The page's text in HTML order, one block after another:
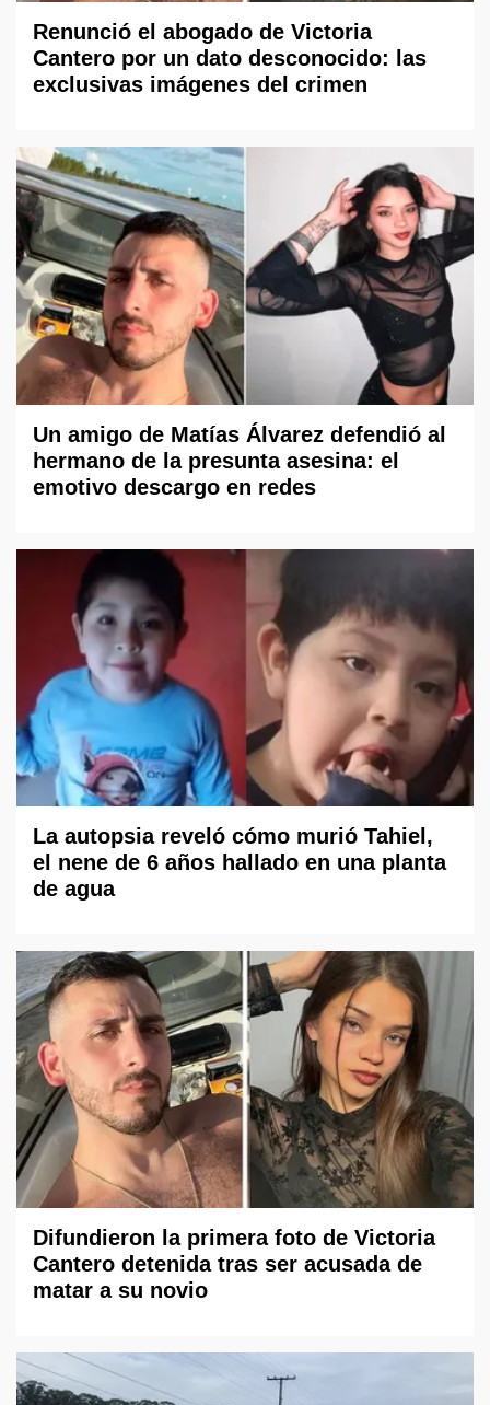
Renunció el abogado de Victoria
Cantero por un dato desconocido: las
exclusivas imágenes del crimen
Un amigo de Matías Álvarez defendió al
hermano de la presunta asesina: el
emotivo descargo en redes
La autopsia reveló cómo murió Tahiel,
el nene de 6 años hallado en una planta
de agua
Difundieron la primera foto de Victoria
Cantero detenida tras ser acusada de
matar a su novio